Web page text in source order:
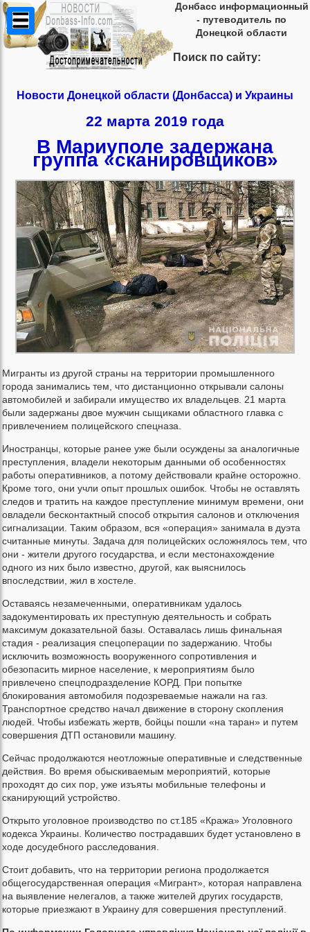
Донбасс информационный
- путеводитель по
Донецкой области
Поиск по сайту:
Новости Донецкой области (Донбасса) и Украины
22 марта 2019 года
В Мариуполе задержана
группа «сканировщиков»
Мигранты из другой страны на территории промышленного
города занимались тем, что дистанционно открывали салоны
автомобилей и забирали имущество их владельцев. 21 марта
были задержаны двое мужчин сыщиками областного главка с
привлечением полицейского спецназа.
Иностранцы, которые ранее уже были осуждены за аналогичные
преступления, владели некоторым данными об особенностях
работы оперативников, а потому действовали крайне осторожно.
Кроме того, они учли опыт прошлых ошибок. Чтобы не оставлять
следов и тратить на каждое преступление минимум времени, они
овладели бесконтактный способ открытия салонов и отключения
сигнализации. Таким образом, вся «операция» занимала в дуэта
считанные минуты. Задача для полицейских осложнялось тем, что
они - жители другого государства, и если местонахождение
одного из них было известно, другой, как выяснилось
впоследствии, жил в хостеле.
Оставаясь незамеченными, оперативникам удалось
задокументировать их преступную деятельность и собрать
максимум доказательной базы. Оставалась лишь финальная
стадия - реализация спецоперации по задержанию. Чтобы
исключить возможность вооруженного сопротивления и
обезопасить мирное население, к мероприятиям было
привлечено спецподразделение КОРД. При попытке
блокирования автомобиля подозреваемые нажали на газ.
Транспортное средство начал движение в сторону скопления
людей. Чтобы избежать жертв, бойцы пошли «на таран» и путем
совершения ДТП остановили машину.
Сейчас продолжаются неотложные оперативные и следственные
действия. Во время обыскиваемым мероприятий, которые
проходят до сих пор, уже изъяты мобильные телефоны и
сканирующий устройство.
Открыто уголовное производство по ст.185 «Кража» Уголовного
кодекса Украины. Количество пострадавших будет установлено в
ходе досудебного расследования.
Стоит добавить, что на территории региона продолжается
общегосударственная операция «Мигрант», которая направлена
на выявление нелегалов, а также жителей других государств,
которые приезжают в Украину для совершения преступлений.